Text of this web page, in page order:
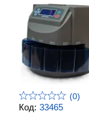
Код: 33465
(0)